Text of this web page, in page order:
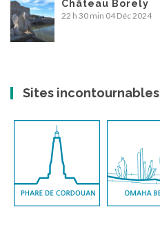
Château Borely
22 h 30 min 04 Déc 2024
Sites incontournables